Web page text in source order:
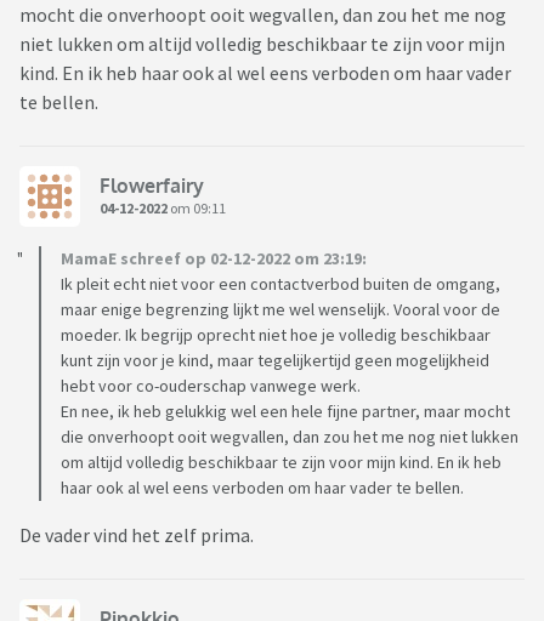
mocht die onverhoopt ooit wegvallen, dan zou het me nog
niet lukken om altijd volledig beschikbaar te zijn voor mijn
kind. En ik heb haar ook al wel eens verboden om haar vader
te bellen.
Flowerfairy
04-12-2022 om 09:11
MamaE schreef op 02-12-2022 om 23:19:
Ik pleit echt niet voor een contactverbod buiten de omgang,
maar enige begrenzing lijkt me wel wenselijk. Vooral voor de
moeder. Ik begrijp oprecht niet hoe je volledig beschikbaar
kunt zijn voor je kind, maar tegelijkertijd geen mogelijkheid
hebt voor co-ouderschap vanwege werk.
En nee, ik heb gelukkig wel een hele fijne partner, maar mocht
die onverhoopt ooit wegvallen, dan zou het me nog niet lukken
om altijd volledig beschikbaar te zijn voor mijn kind. En ik heb
haar ook al wel eens verboden om haar vader te bellen.
De vader vind het zelf prima.